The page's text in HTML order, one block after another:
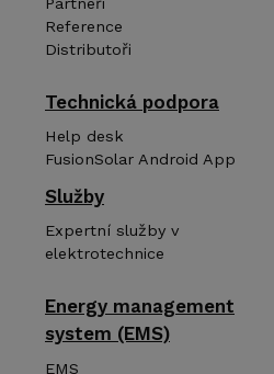
Reference
Distributoři
Technická podpora
Help desk
FusionSolar Android App
Služby
Expertní služby v
elektrotechnice
Energy management
system (EMS)
EMS